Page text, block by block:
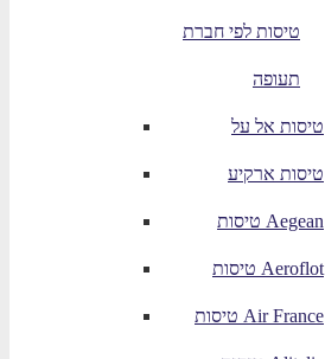
טיסות לפי חברת
תעופה
טיסות אל על
טיסות ארקיע
טיסות Aegean
טיסות Aeroflot
טיסות Air France